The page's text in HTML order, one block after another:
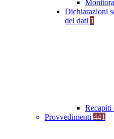
Dichiarazioni
dei dati 1
Recapiti
Provvedimenti 441